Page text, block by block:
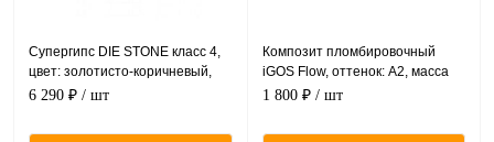
Супергипс DIE STONE класс 4,
цвет: золотисто-коричневый,
18кг.
6 290 ₽ / шт
Композит пломбировочный
iGOS Flow, оттенок: A2, масса
2,6г (1,5мл)
1 800 ₽ / шт